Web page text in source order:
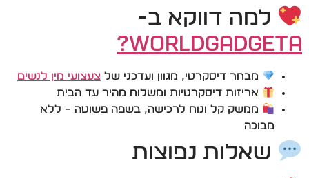
למה דווקא ב-
WorldGadgeta?
מבחר דיסקרטי, מגוון ועדכני של צעצועי מין לנשים
אריזות דיסקרטיות ומשלוח מהיר עד הבית
ממשק קל ונוח לרכישה, בשפה פשוטה – ללא
מבוכה
שאלות נפוצות